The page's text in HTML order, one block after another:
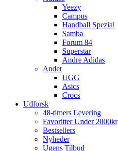
Yeezy
Campus
Handball Spezial
Samba
Forum 84
Superstar
Andre Adidas
Andet
UGG
Asics
Crocs
Udforsk
48-timers Levering
Favoritter Under 2000kr
Bestsellers
Nyheder
Ugens Tilbud